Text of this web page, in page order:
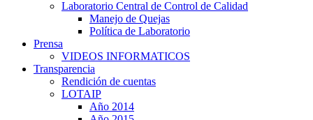
Laboratorio Central de Control de Calidad
Manejo de Quejas
Política de Laboratorio
Prensa
VIDEOS INFORMATICOS
Transparencia
Rendición de cuentas
LOTAIP
Año 2014